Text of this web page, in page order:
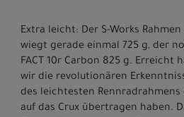
Extra leicht: Der S-Works Rahmen
wiegt gerade einmal 725 g, der
FACT 10r Carbon 825 g. Erreicht
wir die revolutionären
des leichtesten Rennradrahmens
auf das Crux übertragen haben.